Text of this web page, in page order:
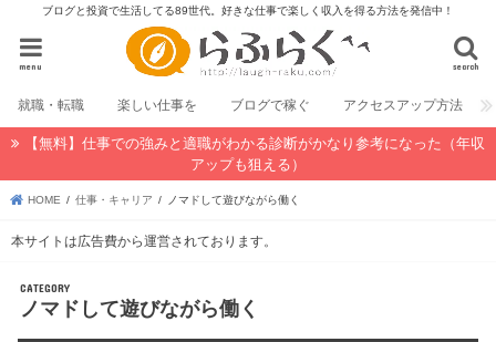
ブログと投資で生活してる89世代。好きな仕事で楽しく収入を得る方法を発信中！
search
menu
就職・転職 楽しい仕事を ブログで稼ぐ アクセスアップ方法
【無料】仕事での強みと適職がわかる診断がかなり参考になった（年収
アップも狙える）
HOME 仕事・キャリア ノマドして遊びながら働く
本サイトは広告費から運営されております。
ノマドして遊びながら働く